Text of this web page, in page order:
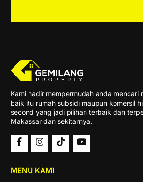
Kami hadir mempermudah anda mencari
baik itu rumah subsidi maupun komersil
second yang jadi pilihan terbaik dan
Makassar dan sekitarnya.
MENU KAMI